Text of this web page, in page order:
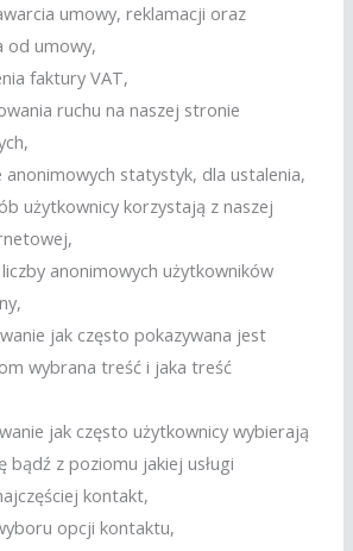
umowy, reklamacji oraz
od umowy,
faktury VAT,
ruchu na naszej stronie
anonimowych statystyk, dla ustalenia,
użytkownicy korzystają z naszej
anonimowych użytkowników
jak często pokazywana jest
wybrana treść i jaka treść
jak często użytkownicy wybierają
bądź z poziomu jakiej usługi
kontakt,
opcji kontaktu,